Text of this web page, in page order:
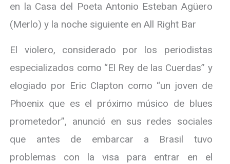
en la Casa del Poeta Antonio Esteban Agüero
(Merlo) y la noche siguiente en All Right Bar
El violero, considerado por los periodistas
especializados como “El Rey de las Cuerdas” y
elogiado por Eric Clapton como “un joven de
Phoenix que es el próximo músico de blues
prometedor”, anunció en sus redes sociales
que antes de embarcar a Brasil tuvo
problemas con la visa para entrar en el